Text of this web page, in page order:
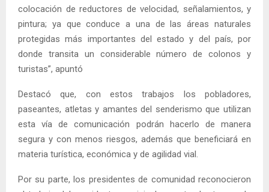
colocación de reductores de velocidad, señalamientos, y
pintura; ya que conduce a una de las áreas naturales
protegidas más importantes del estado y del país, por
donde transita un considerable número de colonos y
turistas”, apuntó
Destacó que, con estos trabajos los pobladores,
paseantes, atletas y amantes del senderismo que utilizan
esta vía de comunicación podrán hacerlo de manera
segura y con menos riesgos, además que beneficiará en
materia turística, económica y de agilidad vial.
Por su parte, los presidentes de comunidad reconocieron